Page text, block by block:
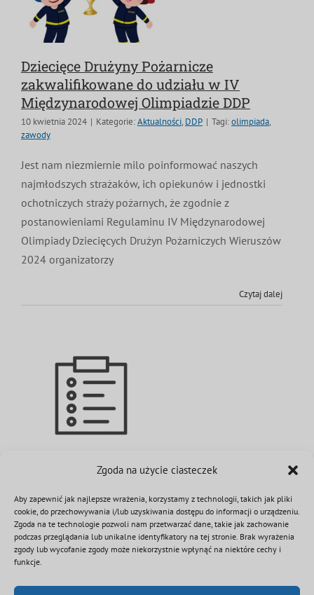
Zgoda na użycie ciasteczek
Aby zapewnić jak najlepsze wrażenia, korzystamy z technologii, takich jak pliki
cookie, do przechowywania i/lub uzyskiwania dostępu do informacji o urządzeniu.
Zgoda na te technologie pozwoli nam przetwarzać dane, takie jak zachowanie
podczas przeglądania lub unikalne identyfikatory na tej stronie. Brak wyrażenia
zgody lub wycofanie zgody może niekorzystnie wpłynąć na niektóre cechy i
funkcje.
Dziecięce Drużyny Pożarnicze
zakwalifikowane do udziału w IV
Międzynarodowej Olimpiadzie DDP
10 kwietnia 2024 | Kategorie:Aktualności, DDP | Tagi:olimpiada,
zawody
Jest nam niezmiernie milo poinformować naszych
najmłodszych strażaków, ich opiekunów i jednostki
ochotniczych straży pożarnych, że zgodnie z
postanowieniami Regulaminu IV Międzynarodowej
Olimpiady Dziecięcych Drużyn Pożarniczych Wieruszów
2024 organizatorzy
Czytaj dalej
Halowe Młodzieżowe Zawody
Sportowo-Pożarnicze
8 kwietnia 2024 | Kategorie:Regulaminy | Tagi:regulamin,sport,
sportowo-pożarnicze,zawody
Pobierz regulamin: Regulamin Halowych
Młodzieżowych Zawodów Sportowo-Pożarniczych